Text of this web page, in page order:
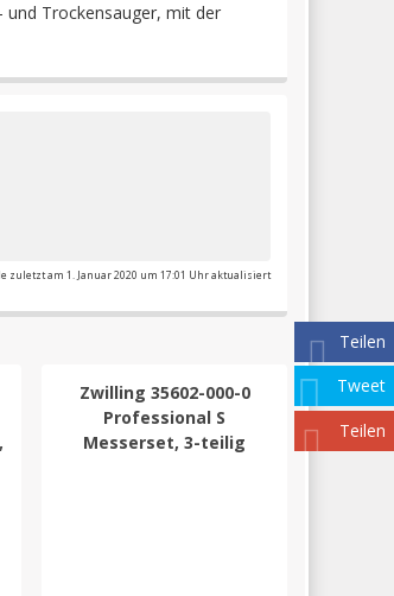
Teilen
Tweet
Teilen
und Trockensauger, mit der
zuletzt am 1. Januar 2020 um 17:01 Uhr aktualisiert
Zwilling 35602-000-0
Professional S
Messerset, 3-teilig